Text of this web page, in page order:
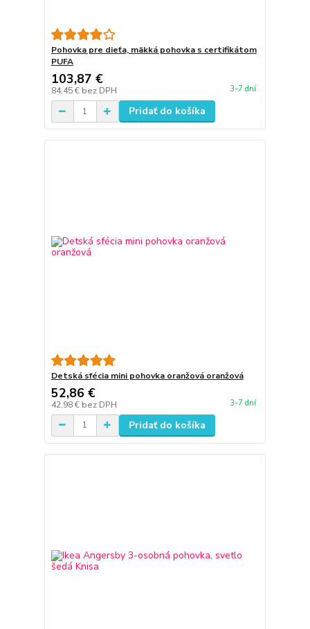
Pohovka pre dieťa, mäkká pohovka s certifikátom
PUFA
103,87 €
84,45 € bez DPH 3-7 dní
Pridať do košíka
Detská sfécia mini pohovka oranžová oranžová
52,86 €
42,98 € bez DPH 3-7 dní
Pridať do košíka